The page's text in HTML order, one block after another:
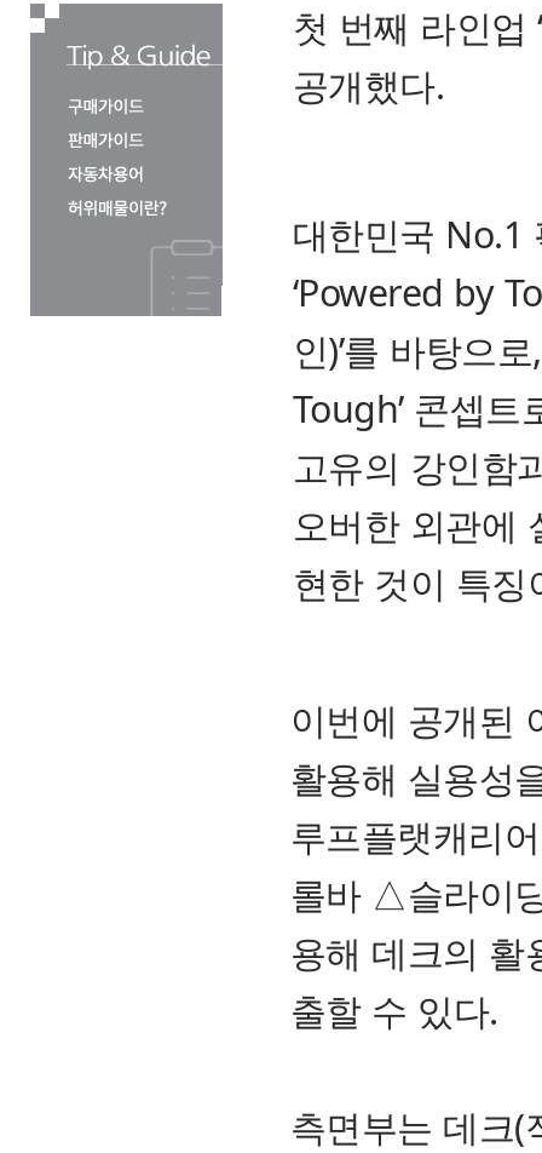
첫 번째 라인업
공개했다.
대한민국 No.1
‘Powered by
인)’를 바탕으
Tough’ 콘셉트
고유의 강인함
오버한 외관에
현한 것이 특징
이번에 공개된
활용해 실용성
루프플랫캐리
롤바 △슬라이
용해 데크의 활
출할 수 있다.
측면부는 데크